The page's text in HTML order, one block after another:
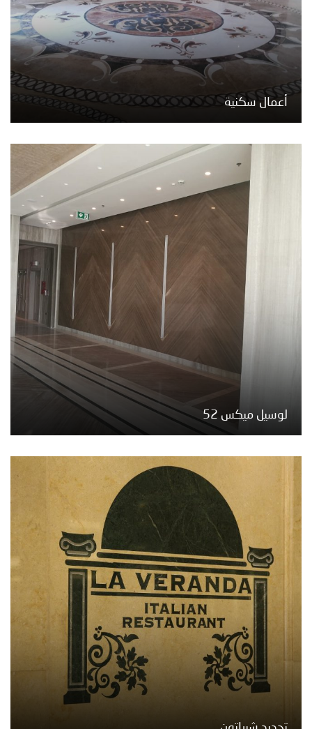
أعمال سكنية
لوسيل ميكس 52